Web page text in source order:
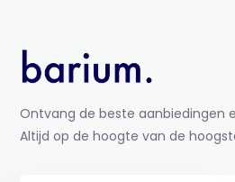
Ontvang de beste aanbiedingen
Altijd op de hoogte van de